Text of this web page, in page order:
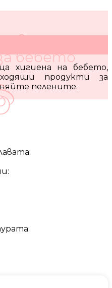
за
бебето
хигиена на бебето,
продукти за
пелените.